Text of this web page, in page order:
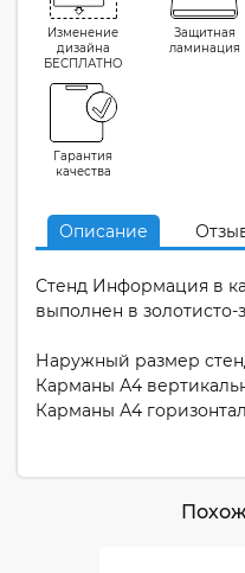
Изменение
дизайна
БЕСПЛАТНО
Защитная
ламинация
Гарантия
качества
Описание
Стенд Информация в
выполнен в золотисто-
Наружный размер
Карманы А4
Карманы А4